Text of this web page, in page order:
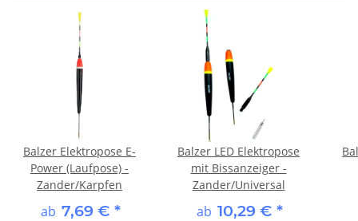
Balzer Elektropose E-
Power (Laufpose) -
Zander/Karpfen
ab 7,69 € *
Balzer LED Elektropose
mit Bissanzeiger -
Zander/Universal
ab 10,29 € *